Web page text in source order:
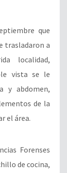
que
trasladaron a
localidad,
vista se le
y abdomen,
de la
el área.
Forenses
de cocina,